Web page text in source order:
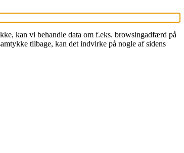
kan vi behandle data om f.eks. browsingadfærd på
tilbage, kan det indvirke på nogle af sidens